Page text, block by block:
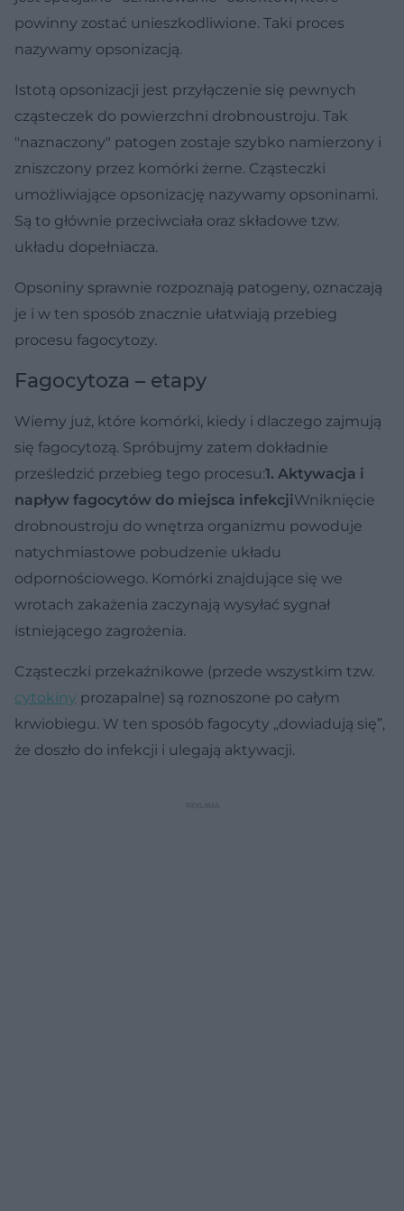
powinny zostać unieszkodliwione. Taki proces
nazywamy opsonizacją.
Istotą opsonizacji jest przyłączenie się pewnych
cząsteczek do powierzchni drobnoustroju. Tak
"naznaczony" patogen zostaje szybko namierzony i
zniszczony przez komórki żerne. Cząsteczki
umożliwiające opsonizację nazywamy opsoninami.
Są to głównie przeciwciała oraz składowe tzw.
układu dopełniacza.
Opsoniny sprawnie rozpoznają patogeny, oznaczają
je i w ten sposób znacznie ułatwiają przebieg
procesu fagocytozy.
Fagocytoza – etapy
Wiemy już, które komórki, kiedy i dlaczego zajmują
się fagocytozą. Spróbujmy zatem dokładnie
prześledzić przebieg tego procesu:1. Aktywacja i
napływ fagocytów do miejsca infekcjiWniknięcie
drobnoustroju do wnętrza organizmu powoduje
natychmiastowe pobudzenie układu
odpornościowego. Komórki znajdujące się we
wrotach zakażenia zaczynają wysyłać sygnał
istniejącego zagrożenia.
Cząsteczki przekaźnikowe (przede wszystkim tzw.
cytokiny prozapalne) są roznoszone po całym
krwiobiegu. W ten sposób fagocyty „dowiadują się”,
że doszło do infekcji i ulegają aktywacji.